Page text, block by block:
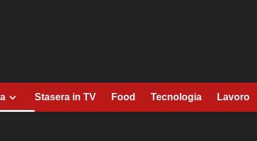
Stasera in TV Food Tecnologia Lavoro